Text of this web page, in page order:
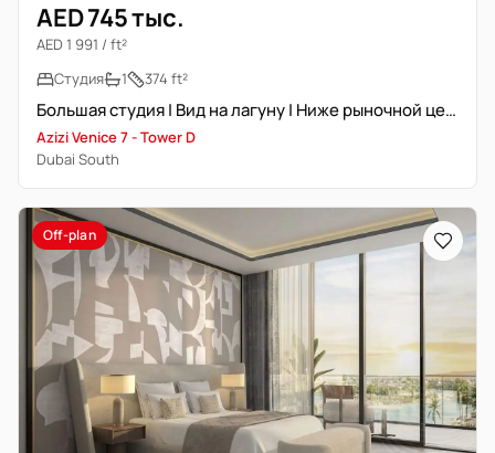
AED 745 тыс.
AED 1 991 / ft²
Студия
1 374 ft²
Большая студия | Вид на лагуну | Ниже рыночной цены
Azizi Venice 7 - Tower D
Dubai South
Off-plan